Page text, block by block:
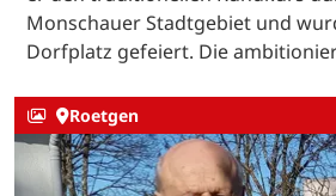
Monschauer Stadtgebiet und
Dorfplatz gefeiert. Die
Roetgen